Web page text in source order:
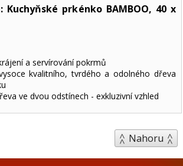
Kuchyňské prkénko BAMBOO, 40 x
a servírování pokrmů
kvalitního, tvrdého a odolného dřeva
ve dvou odstínech - exkluzivní vzhled
Nahoru